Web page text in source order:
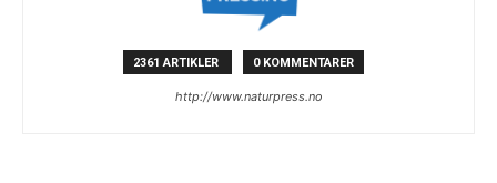
2361 ARTIKLER 0 KOMMENTARER
http://www.naturpress.no